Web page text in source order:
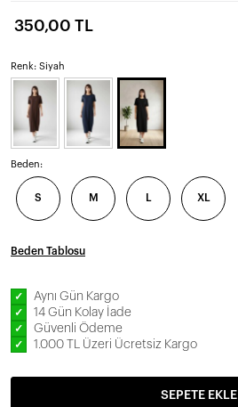
350,00 TL
Renk: Siyah
Beden:
S M L XL
Beden Tablosu
SEPETE EKLE
✓ Aynı Gün Kargo
✓ 14 Gün Kolay İade
✓ Güvenli Ödeme
✓ 1.000 TL Üzeri Ücretsiz Kargo